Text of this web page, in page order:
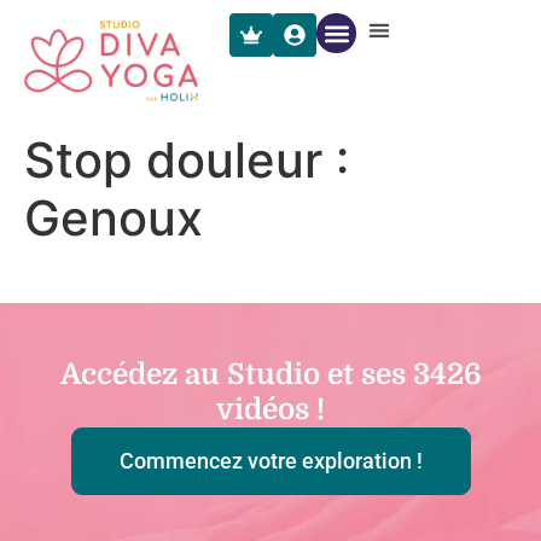
Stop douleur :
Genoux
Accédez au Studio et ses 3426
vidéos !
Commencez votre exploration !